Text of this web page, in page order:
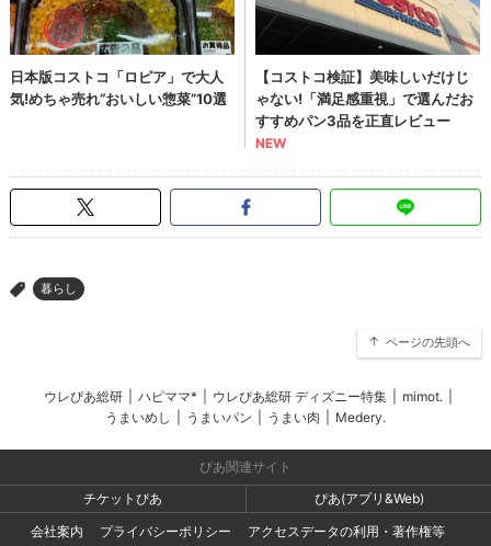
> 暮らし
ページの先頭へ
ウレぴあ総研 ハピママ* ウレぴあ総研 ディズニー特集 mimot.
うまいめし
うまいパン うまい肉 Medery.
ぴあ関連サイト
チケットぴあ
ぴあ(アプリ&Web)
会社案内
プライバシーポリシー アクセスデータの利用・著作権等